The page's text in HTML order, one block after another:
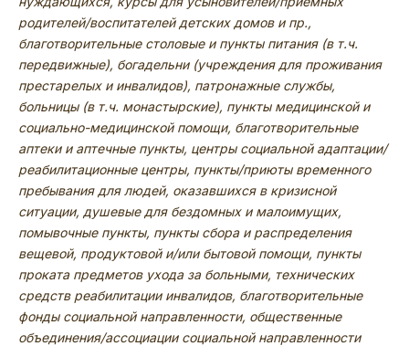
родителей/воспитателей детских домов и пр.,
благотворительные столовые и пункты питания (в т.ч.
передвижные), богадельни (учреждения для проживания
престарелых и инвалидов), патронажные службы,
больницы (в т.ч. монастырские), пункты медицинской и
социально-медицинской помощи, благотворительные
аптеки и аптечные пункты, центры социальной адаптации/
реабилитационные центры, пункты/приюты временного
пребывания для людей, оказавшихся в кризисной
ситуации, душевые для бездомных и малоимущих,
помывочные пункты, пункты сбора и распределения
вещевой, продуктовой и/или бытовой помощи, пункты
проката предметов ухода за больными, технических
средств реабилитации инвалидов, благотворительные
фонды социальной направленности, общественные
объединения/ассоциации социальной направленности